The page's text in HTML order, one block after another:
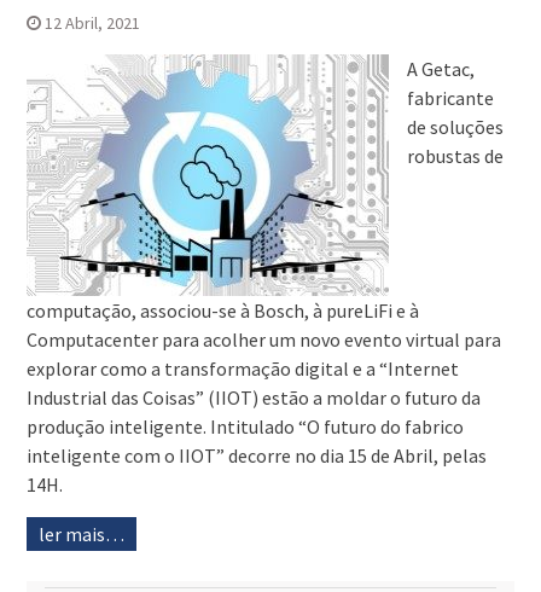
12 Abril, 2021
A Getac,
fabricante
de soluções
robustas de
computação, associou-se à Bosch, à pureLiFi e à
Computacenter para acolher um novo evento virtual para
explorar como a transformação digital e a “Internet
Industrial das Coisas” (IIOT) estão a moldar o futuro da
produção inteligente. Intitulado “O futuro do fabrico
inteligente com o IIOT” decorre no dia 15 de Abril, pelas
14H.
ler mais…